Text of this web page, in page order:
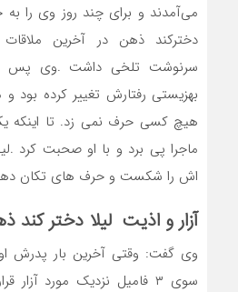
می‌آمدند و برای چند روز وی را به
دخترکند ذهن در آخرین
سرنوشت تلخی داشت .وی پس
بهزیستی رفتارش تغییر کرده بود و
هیچ کسی حرف نمی زد. تا اینکه
ماجرا پی برد و با او صحبت کرد
اش را شکست و حرف های تکان
آزار و اذیت لیلا دختر کند
وی گفت: وقتی آخرین بار پدرش او
سوی ۳ فامیل نزدیک مورد